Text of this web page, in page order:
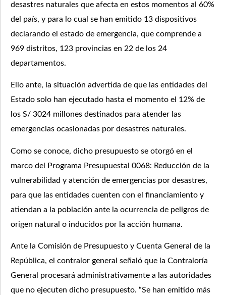
desastres naturales que afecta en estos momentos al 60%
del país, y para lo cual se han emitido 13 dispositivos
declarando el estado de emergencia, que comprende a
969 distritos, 123 provincias en 22 de los 24
departamentos.
Ello ante, la situación advertida de que las entidades del
Estado solo han ejecutado hasta el momento el 12% de
los S/ 3024 millones destinados para atender las
emergencias ocasionadas por desastres naturales.
Como se conoce, dicho presupuesto se otorgó en el
marco del Programa Presupuestal 0068: Reducción de la
vulnerabilidad y atención de emergencias por desastres,
para que las entidades cuenten con el financiamiento y
atiendan a la población ante la ocurrencia de peligros de
origen natural o inducidos por la acción humana.
Ante la Comisión de Presupuesto y Cuenta General de la
República, el contralor general señaló que la Contraloría
General procesará administrativamente a las autoridades
que no ejecuten dicho presupuesto. “Se han emitido más